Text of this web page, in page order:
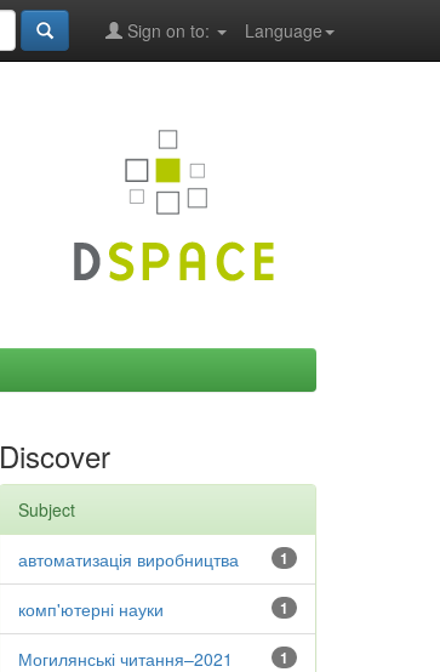
Language
Sign on to:
Discover
Subject
1
автоматизація виробництва
1
комп'ютерні науки
1
Могилянські читання–2021